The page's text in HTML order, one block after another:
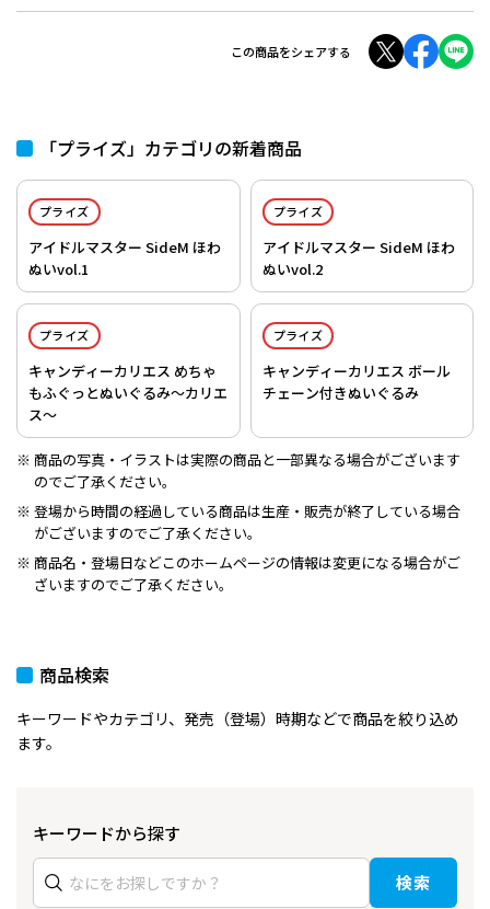
この商品をシェアする
「プライズ」カテゴリの新着商品
プライズ
アイドルマスター SideM ほわ
ぬいvol.1
プライズ
アイドルマスター SideM ほわ
ぬいvol.2
プライズ
キャンディーカリエス めちゃ
もふぐっとぬいぐるみ～カリエ
ス～
プライズ
キャンディーカリエス ボール
チェーン付きぬいぐるみ
商品の写真・イラストは実際の商品と一部異なる場合がございます
のでご了承ください。
登場から時間の経過している商品は生産・販売が終了している場合
がございますのでご了承ください。
商品名・登場日などこのホームページの情報は変更になる場合がご
ざいますのでご了承ください。
商品検索
キーワードやカテゴリ、発売（登場）時期などで商品を絞り込め
ます。
キーワードから探す
検索